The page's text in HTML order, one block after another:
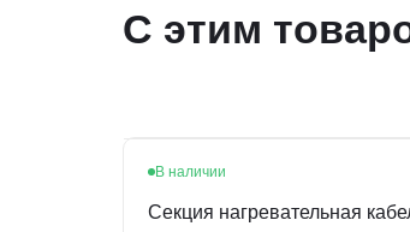
С этим
В наличии
Секция нагревательная